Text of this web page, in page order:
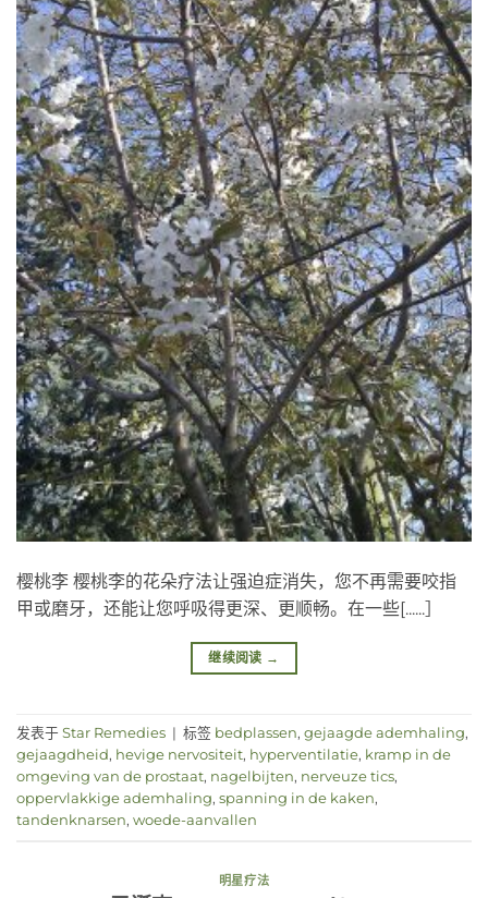
樱桃李 樱桃李的花朵疗法让强迫症消失，您不再需要咬指
甲或磨牙，还能让您呼吸得更深、更顺畅。在一些[......］
继续阅读 →
发表于 Star Remedies | 标签 bedplassen, gejaagde ademhaling,
gejaagdheid, hevige nervositeit, hyperventilatie, kramp in de
omgeving van de prostaat, nagelbijten, nerveuze tics,
oppervlakkige ademhaling, spanning in de kaken,
tandenknarsen, woede-aanvallen
明星疗法